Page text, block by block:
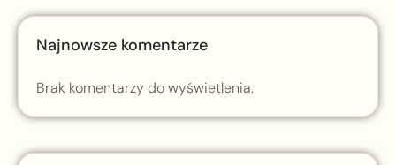
Najnowsze komentarze
Brak komentarzy do wyświetlenia.